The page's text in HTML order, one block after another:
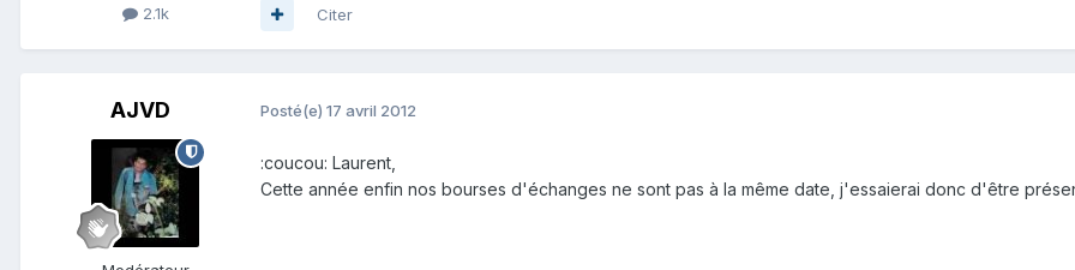
2.1k Citer
AJVD Posté(e) 17 avril 2012
:coucou: Laurent,
Cette année enfin nos bourses d'échanges ne sont pas à la même date, j'essaierai donc d'être